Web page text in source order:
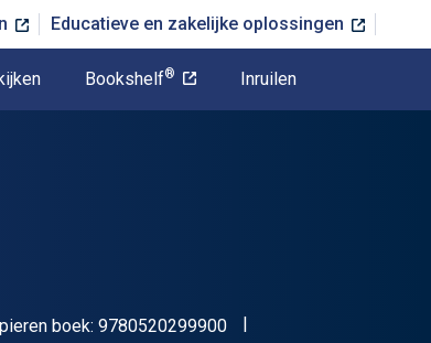
Educatieve en zakelijke oplossingen
Bookshelf® Inruilen
boek: 9780520299900"ISBN-13